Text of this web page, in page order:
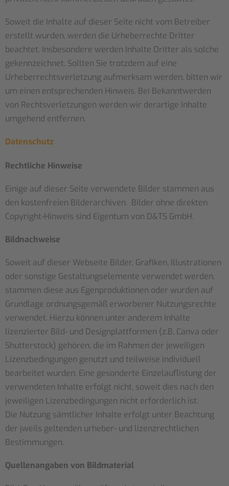
Soweit die Inhalte auf dieser Seite nicht vom Betreiber
erstellt wurden, werden die Urheberrechte Dritter
beachtet. Insbesondere werden Inhalte Dritter als solche
gekennzeichnet. Sollten Sie trotzdem auf eine
Urheberrechtsverletzung aufmerksam werden, bitten wir
um einen entsprechenden Hinweis. Bei Bekanntwerden
von Rechtsverletzungen werden wir derartige Inhalte
umgehend entfernen.
Datenschutz
Rechtliche Hinweise
Einige auf dieser Seite verwendete Bilder stammen aus
den kostenfreien Bilderarchiven. Bilder ohne direkten
Copyright-Hinweis sind Eigentum von D&TS GmbH.
Bildnachweise
Soweit auf dieser Webseite Bilder, Grafiken, Illustrationen
oder sonstige Gestaltungselemente verwendet werden,
stammen diese aus Egenproduktionen oder wurden auf
Grundlage ordnungsgemäß erworbener Nutzungsrechte
verwendet. Hierzu können unter anderem Inhalte
lizenzierter Bild- und Designplattformen (z.B. Canva oder
Shutterstock) gehören, die im Rahmen der jeweiligen
Lizenzbedingungen genutzt und teilweise individuell
bearbeitet wurden. Eine gesonderte Einzelauflistung der
verwendeten Inhalte erfolgt nicht, soweit dies nach den
jeweiligen Lizenzbedingungen nicht erforderlich ist.
Die Nutzung sämtlicher Inhalte erfolgt unter Beachtung
der jweils geltenden urheber- und lizenzrechtlichen
Bestimmungen.
Quellenangaben von Bildmaterial